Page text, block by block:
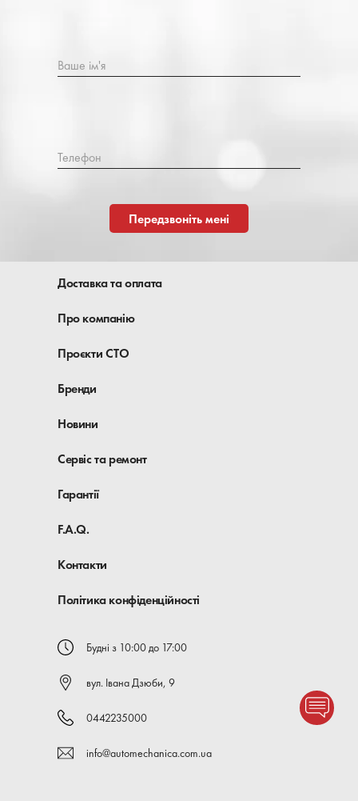
Ваше ім'я
Телефон
Передзвоніть мені
Доставка та оплата
Про компанію
Проєкти СТО
Бренди
Новини
Сервіс та ремонт
Гарантії
F.A.Q.
Контакти
Політика конфіденційності
Будні з 10:00 до 17:00
вул. Івана Дзюби, 9
0442235000
info@automechanica.com.ua